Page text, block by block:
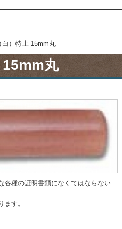
白）特上 15mm丸
丸
各種の証明書類になくてはならない
す。